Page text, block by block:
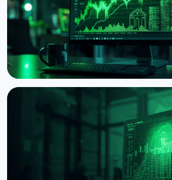
Токенизированные RWA утроили